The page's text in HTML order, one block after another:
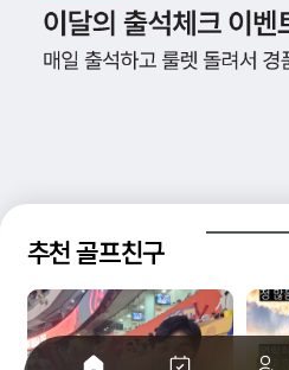
추천 골프친구